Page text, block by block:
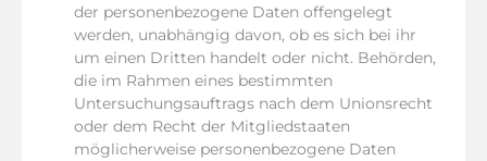
der personenbezogene Daten offengelegt
werden, unabhängig davon, ob es sich bei ihr
um einen Dritten handelt oder nicht. Behörden,
die im Rahmen eines bestimmten
Untersuchungsauftrags nach dem Unionsrecht
oder dem Recht der Mitgliedstaaten
möglicherweise personenbezogene Daten